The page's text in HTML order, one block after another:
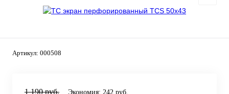
Артикул: 000508
1 190 руб. Экономия: 242 руб.